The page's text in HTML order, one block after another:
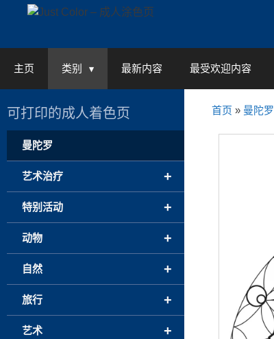
主页 类别 最新内容 最受欢迎内容
首页 » 曼陀罗
可打印的成人着色页
曼陀罗
+
艺术治疗
+
特别活动
+
动物
+
自然
+
旅行
+
艺术